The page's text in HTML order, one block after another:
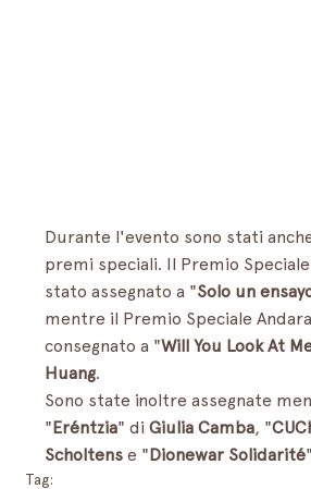
Durante l'evento sono stati
premi speciali. Il Premio
stato assegnato a "Solo un
mentre il Premio Speciale
consegnato a "Will You Look At
Huang.
Sono state inoltre assegnate
"Eréntzia" di Giulia Camba, "
Scholtens e "Dionewar Solidarité
Tag: